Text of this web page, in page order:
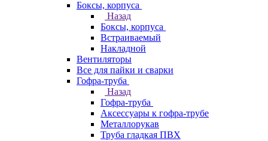
Боксы, корпуса
Назад
Боксы, корпуса
Встраиваемый
Накладной
Вентиляторы
Все для пайки и сварки
Гофра-труба
Назад
Гофра-труба
Аксессуары к гофра-трубе
Металлорукав
Труба гладкая ПВХ